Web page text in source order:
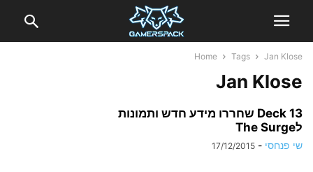
Home Tags Jan Klose
Jan Klose
Deck 13 שחררו מידע חדש ותמונות
לThe Surge
שי פנחסי -
17/12/2015